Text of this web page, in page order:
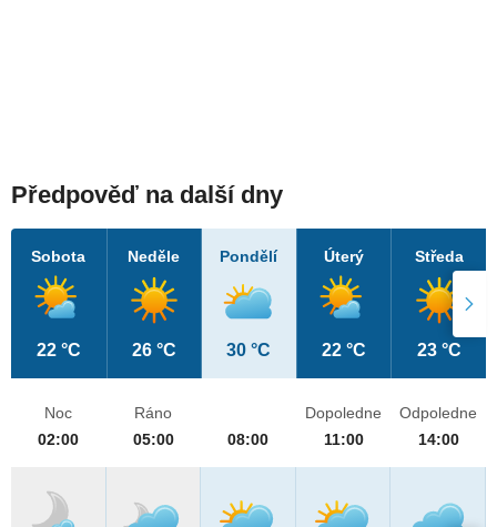
Předpověď na další dny
Sobota
22 °C
Neděle
26 °C
Pondělí
30 °C
Úterý
22 °C
Středa
23 °C
Noc
02:00
Ráno
05:00
08:00
Dopoledne
11:00
Odpoledne
14:00